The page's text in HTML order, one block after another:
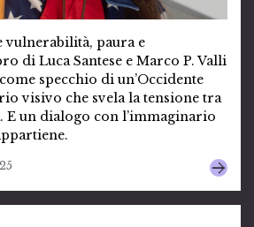
vulnerabilità, paura e
di Luca Santese e Marco P. Valli
specchio di un’Occidente
visivo che svela la tensione tra
E un dialogo con l’immaginario